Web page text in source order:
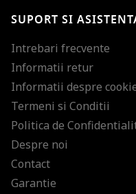
SUPORT SI
Intrebari frecvente
Informatii retur
Informatii despre
Termeni si Conditii
Politica de
Despre noi
Contact
Garantie